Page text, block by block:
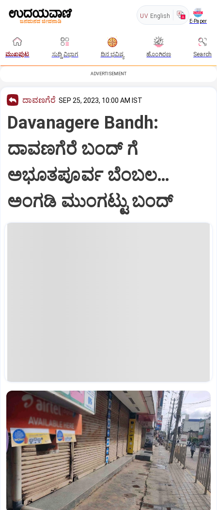
UV English
E-Paper
ಮುಖಪುಟ ಸುದ್ದಿ ವಿಭಾಗ ದಿನ ಭವಿಷ್ಯ ಹೊಂಗಿರಣ Search
ADVERTISEMENT
ದಾವಣಗೆರೆ SEP 25, 2023, 10:00 AM IST
Davanagere Bandh:
ದಾವಣಗೆರೆ ಬಂದ್ ಗೆ
ಅಭೂತಪೂರ್ವ ಬೆಂಬಲ…
ಅಂಗಡಿ ಮುಂಗಟ್ಟು ಬಂದ್